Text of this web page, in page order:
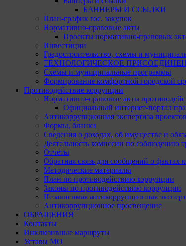
БАННЕРЫ И ССЫЛКИ
План-график гос. закупок
Нормативно-правовые акты
Проекты нормативно-правовых
Инвестиции
Градостроительство, схемы и
ТЕХНОЛОГИЧЕСКОЕ
Схемы и муниципальные программы
Формирование комфортной городской
Противодействие коррупции
Нормативно-правовые акты
Официальный интернет-портал
Антикоррупционная экспертиза
Формы, бланки
Сведения о доходах, об имуществе и
Деятельность комиссии по соблюдению
Отчёты
Обратная связь для сообщений о фактах
Методические материалы
План по противодействию коррупции
Законы по противодействию коррупции
Независимая антикоррупционная
Антикоррупционное просвещение
ОБРАЩЕНИЯ
Контакты
Инклюзивные маршруты
Уставы МО